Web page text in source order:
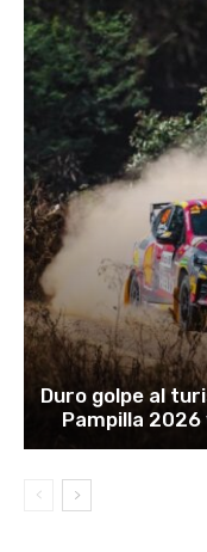
Duro golpe al
Pampilla 2026